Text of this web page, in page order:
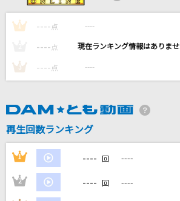
サカナクション
睡る君
OddRe:
Forever...
サウダージ
ポルノグラフィティ
1 ---- 点 ----
---- 点 ----
3 ---- 点 ----
再生回数ランキング
1 ---- 回 ----
2 ---- 回 ----